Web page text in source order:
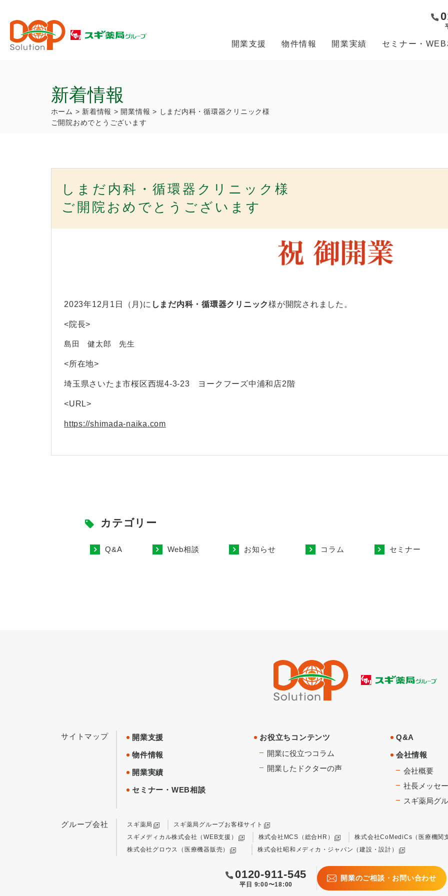
開業支援 物件情報 開業実績 セミナー・
新着情報
ホーム > 新着情報 > 開業情報 > しまだ内科・循環器クリニック様
ご開院おめでとうございます
しまだ内科・循環器クリニック様
ご開院おめでとうございます
2023年12月1 日（月)に しまだ内科・循環器クリニック様が開院されました。
<院長>
島田 健太郎 先生
<所在地>
埼玉県さいたま市桜区西堀4-3-23 ヨークフーズ中浦和店2階
<URL>
https://shimada-naika.com
カテゴリー
Q&A Web相談 お知らせ コラム セミナー
サイトマップ 開業支援
物件情報
開業実績
セミナー・WEB相談
お役立ちコンテンツ
開業に役立つコラム
開業したドクターの声
Q&A
会社情報
会社概要
社長メッセ
スギ薬局グ
グループ会社 スギ薬局
スギ薬局グループお客様サイト
スギメディカル株式会社（WEB支援）
株式会社MCS（総合HR）
株式会社CoMediCs（医療機関
株式会社グロウス（医療機器販売）
株式会社昭和メディカ・ジャパン（建設・設計）
0120-911-545
平日 9:00〜18:00
開業のご相談・お問い合わせ